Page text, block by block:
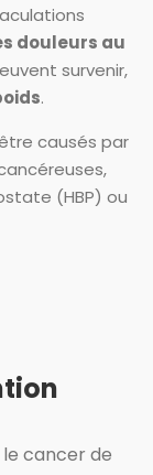
douleurs au
survenir,
.
causés par
(HBP) ou
le cancer de